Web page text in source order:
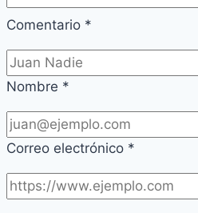
Comentario *
Nombre *
Correo electrónico *